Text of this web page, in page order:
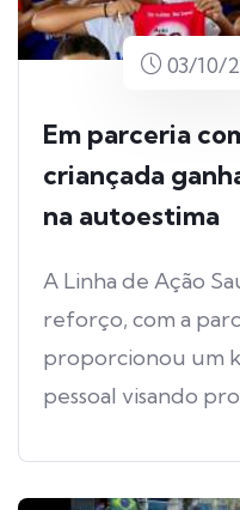
03/10/
Em parceria
criançada
na autoestima
A Linha de Ação
reforço, com a
proporcionou um
pessoal visando